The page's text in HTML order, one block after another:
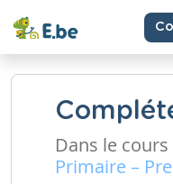
Dans le cours
Primaire –